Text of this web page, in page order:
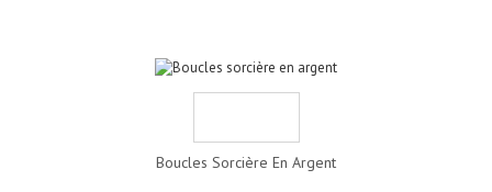
Boucles Sorcière En Argent